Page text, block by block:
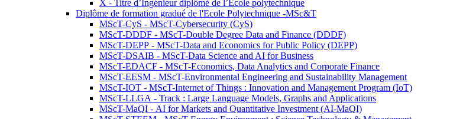
X - Titre d’Ingénieur diplômé de l’École polytechnique
Diplôme de formation gradué de l'Ecole Polytechnique -MSc&T
MScT-CyS - MScT-Cybersecurity (CyS)
MScT-DDDF - MScT-Double Degree Data and Finance (DDDF)
MScT-DEPP - MScT-Data and Economics for Public Policy (DEPP)
MScT-DSAIB - MScT-Data Science and AI for Business
MScT-EDACF - MScT-Economics, Data Analytics and Corporate Finance
MScT-EESM - MScT-Environmental Engineering and Sustainability Management
MScT-IOT - MScT-Internet of Things : Innovation and Management Program (IoT)
MScT-LLGA - Track : Large Language Models, Graphs and Applications
MScT-MaQI - AI for Markets and Quantitative Investment (AI-MaQI)